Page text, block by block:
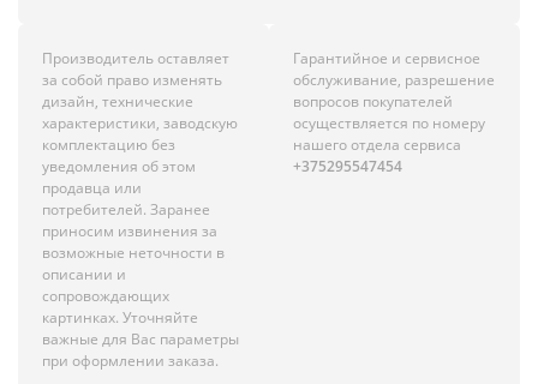
Производитель оставляет
за собой право изменять
дизайн, технические
характеристики, заводскую
комплектацию без
уведомления об этом
продавца или
потребителей. Заранее
приносим извинения за
возможные неточности в
описании и
сопровождающих
картинках. Уточняйте
важные для Вас параметры
при оформлении заказа.
Гарантийное и сервисное
обслуживание, разрешение
вопросов покупателей
осуществляется по номеру
нашего отдела сервиса
+375295547454